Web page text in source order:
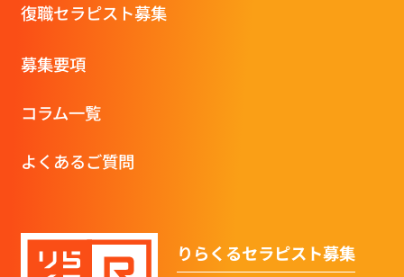
復職セラピスト募集
募集要項
コラム一覧
よくあるご質問
りらくるセラピスト募集